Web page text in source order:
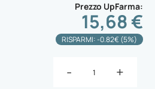
Prezzo UpFarma
15,68 €
RISPARMI: -0.82€ (5%)
- +